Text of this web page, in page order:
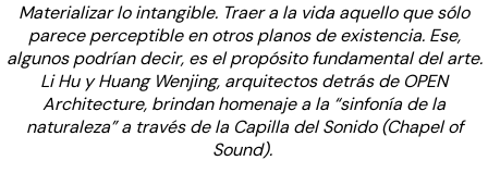
Materializar lo intangible. Traer a la vida aquello que sólo
parece perceptible en otros planos de existencia. Ese,
algunos podrían decir, es el propósito fundamental del arte.
Li Hu y Huang Wenjing, arquitectos detrás de OPEN
Architecture, brindan homenaje a la “sinfonía de la
naturaleza” a través de la Capilla del Sonido (Chapel of
Sound).